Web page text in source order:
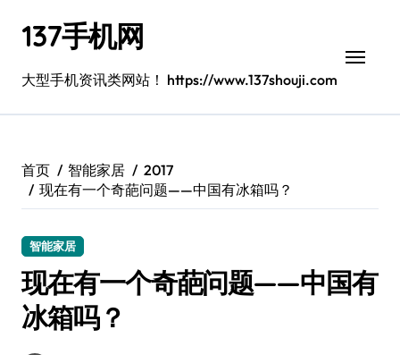
137手机网
大型手机资讯类网站！ https://www.137shouji.com
首页 智能家居
2017
现在有一个奇葩问题——中国有冰箱吗？
智能家居
现在有一个奇葩问题——中国有
冰箱吗？